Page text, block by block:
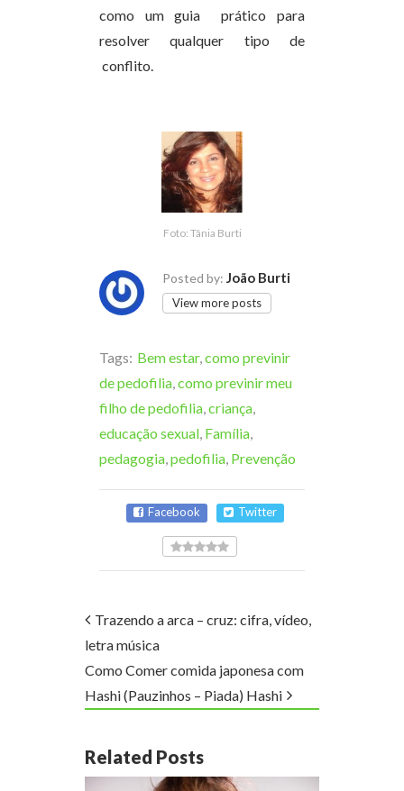
como um guia prático para
resolver qualquer tipo de
conflito.
Foto: Tânia Burti
Posted by: João Burti
View more posts
Tags: Bem estar, como previnir
de pedofilia como previnir meu
filho de pedofilia criança
educação sexual Família
pedagogia pedofilia Prevenção
Facebook Twitter
Trazendo a arca – cruz: cifra, vídeo,
letra música
Como Comer comida japonesa com
Hashi (Pauzinhos – Piada) Hashi
Related Posts